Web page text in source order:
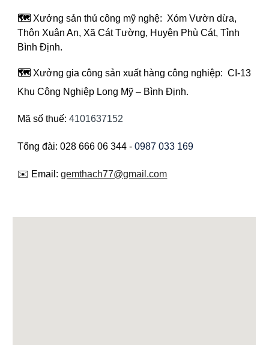
🗺️ Xưởng sản thủ công mỹ nghệ: Xóm Vườn dừa,
Thôn Xuân An, Xã Cát Tường, Huyện Phù Cát, Tỉnh
Bình Định.
🗺️ Xưởng gia công sản xuất hàng công nghiệp: CI-13
Khu Công Nghiệp Long Mỹ – Bình Định.
Mã số thuế:4101637152
Tổng đài: 028 666 06 344 -0987 033 169
✉️ Email:gemthach77@gmail.com